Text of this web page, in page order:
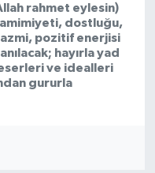
rahmet eylesin)
dostluğu,
pozitif enerjisi
hayırla yad
ve idealleri
gururla